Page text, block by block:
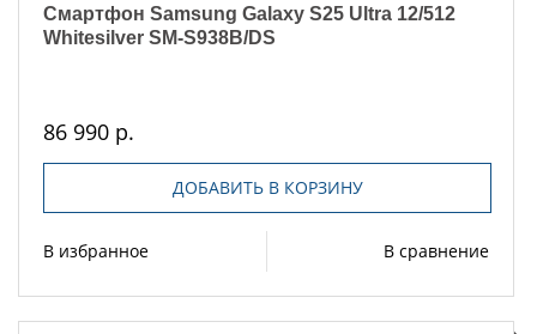
Смартфон Samsung Galaxy S25 Ultra 12/512
Whitesilver SM-S938B/DS
86 990 р.
ДОБАВИТЬ В КОРЗИНУ
В избранное В сравнение